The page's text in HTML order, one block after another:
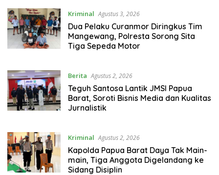
Kriminal Agustus 3, 2026
Dua Pelaku Curanmor Diringkus Tim
Mangewang, Polresta Sorong Sita
Tiga Sepeda Motor
Berita Agustus 2, 2026
Teguh Santosa Lantik JMSI Papua
Barat, Soroti Bisnis Media dan Kualitas
Jurnalistik
Kriminal Agustus 2, 2026
Kapolda Papua Barat Daya Tak Main-
main, Tiga Anggota Digelandang ke
Sidang Disiplin